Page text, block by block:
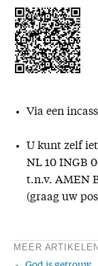
Via een
U kunt zelf
NL 10 INGB
t.n.v. AMEN
(graag uw
MEER